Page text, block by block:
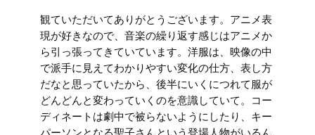
観ていただいてありがとうございます。アニメ表
現が好きなので、音楽の繰り返す感じはアニメか
ら引っ張ってきていています。洋服は、映像の中
で派手に見えてわかりやすい変化の仕方、表し方
だなと思っていたから、後半にいくにつれて服が
どんどんと変わっていくのを意識していて。コー
ディネートは劇中で被らないようにしたり、キー